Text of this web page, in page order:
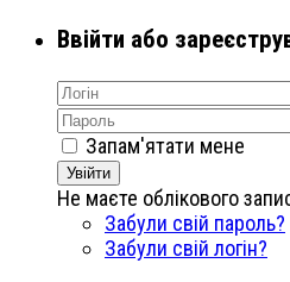
Ввійти або
Запам'ятати мене
Увійти
Не маєте облікового
Забули свій пароль?
Забули свій логін?